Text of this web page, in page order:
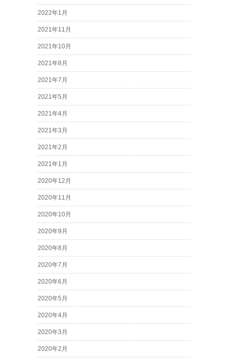
2022年1月
2021年11月
2021年10月
2021年8月
2021年7月
2021年5月
2021年4月
2021年3月
2021年2月
2021年1月
2020年12月
2020年11月
2020年10月
2020年9月
2020年8月
2020年7月
2020年6月
2020年5月
2020年4月
2020年3月
2020年2月